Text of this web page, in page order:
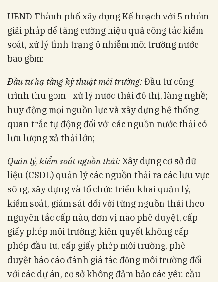
UBND Thành phố xây dựng Kế hoạch với 5 nhóm
giải pháp để tăng cường hiệu quả công tác kiểm
soát, xử lý tình trạng ô nhiễm môi trường nước
bao gồm:
Đầu tư hạ tầng kỹ thuật môi trường:Đầu tư công
trình thu gom - xử lý nước thải đô thị, làng nghề;
huy động mọi nguồn lực và xây dựng hệ thống
quan trắc tự động đối với các nguồn nước thải có
lưu lượng xả thải lớn;
Quản lý, kiểm soát nguồn thải:Xây dựng cơ sở dữ
liệu (CSDL) quản lý các nguồn thải ra các lưu vực
sông; xây dựng và tổ chức triển khai quản lý,
kiểm soát, giám sát đối với từng nguồn thải theo
nguyên tắc cấp nào, đơn vị nào phê duyệt, cấp
giấy phép môi trường; kiên quyết không cấp
phép đầu tư, cấp giấy phép môi trường, phê
duyệt báo cáo đánh giá tác động môi trường đối
với các dự án, cơ sở không đảm bảo các yêu cầu